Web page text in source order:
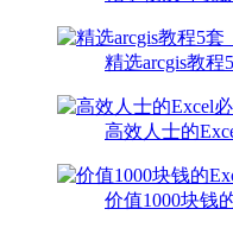
精选arcgis教程
高效人士的
价值1000块钱